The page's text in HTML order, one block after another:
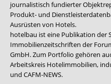
journalistisch fundierter
Produkt- und
Ausrüsten von Hotels.
hotelbau ist eine Publikation der
Immobilienzeitschriften der
GmbH. Zum Portfolio gehören
Arbeitskreis Hotelimmobilien,
und CAFM-NEWS.